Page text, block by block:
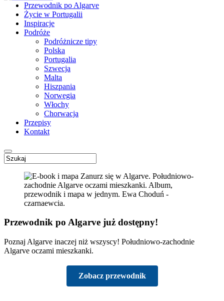
Przewodnik po Algarve
Życie w Portugalii
Inspiracje
Podróże
Podróżnicze tipy
Polska
Portugalia
Szwecja
Malta
Hiszpania
Norwegia
Włochy
Chorwacja
Przepisy
Kontakt
Przewodnik po Algarve już dostępny!
Poznaj Algarve inaczej niż wszyscy! Południowo-zachodnie
Algarve oczami mieszkanki.
Zobacz przewodnik